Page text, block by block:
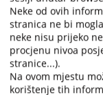
Neke od ovih
stranica ne bi
neke nisu prijeko
procjenu nivoa
stranice...).
Na ovom mjestu
korištenje tih